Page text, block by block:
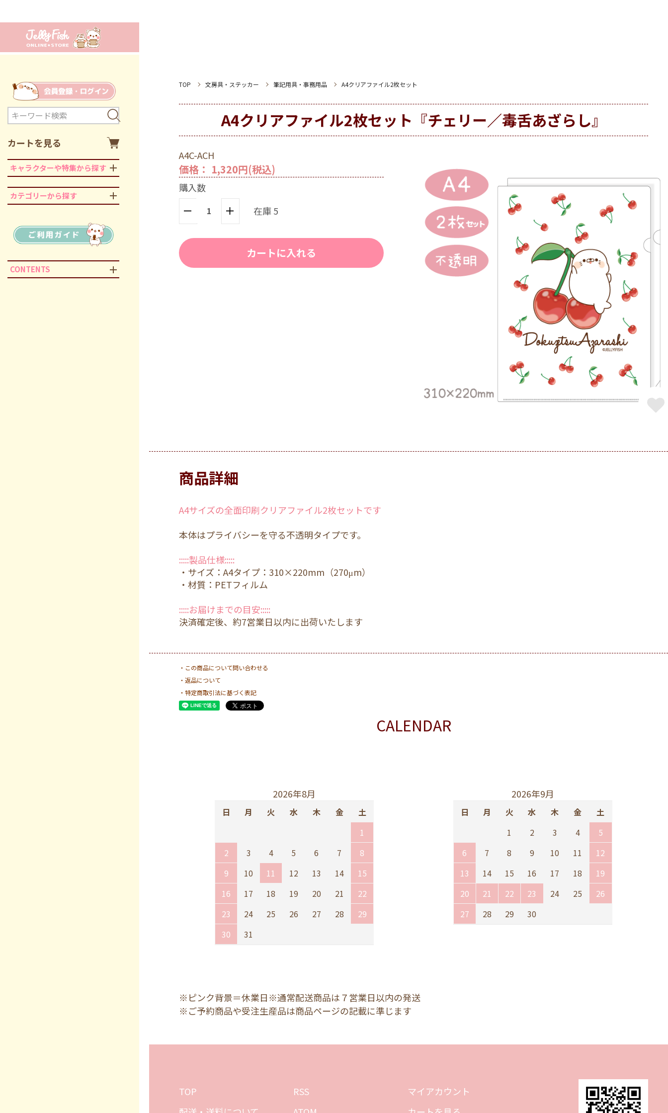
カートを見る
キャラクターや特集から探す
カテゴリーから探す
CONTENTS
TOP 文房具・ステッカー 筆記用具・事務用品 A4クリアファイル2枚セット
A4クリアファイル2枚セット『チェリー／毒舌あざらし』
A4C-ACH
価格： 1,320円(税込)
購入数
在庫 5
カートに入れる
商品詳細
A4サイズの全面印刷クリアファイル2枚セットです
本体はプライバシーを守る不透明タイプです。
:::::製品仕様:::::
・サイズ：A4タイプ：310×220mm（270μm）
・材質：PETフィルム
:::::お届けまでの目安:::::
決済確定後、約7営業日以内に出荷いたします
・この商品について問い合わせる
・返品について
・特定商取引法に基づく表記
CALENDAR
2026年8月
日 月 火 水 木 金
土
1
2
3 4 5 6 7
8
9
10 11 12 13 14
15
16
17 18 19 20 21
22
23
24 25 26 27 28
29
30
31
2026年9月
日 月 火 水 木 金
土
1
2 3 4
5
6
7 8 9 10 11
12
13
14 15 16 17 18
19
20
21 22 23 24 25
26
27
28 29 30
※ピンク背景＝休業日※通常配送商品は７営業日以内の発送
※ご予約商品や受注生産品は商品ページの記載に準じます
TOP
RSS
マイアカウント